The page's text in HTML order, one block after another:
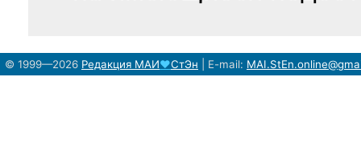
© 1999—2026 Редакция МАИ♥СтЭн E-mail: